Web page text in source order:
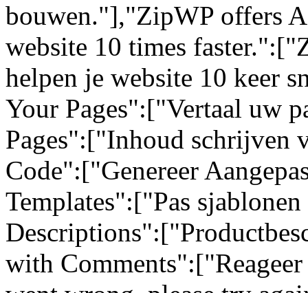
bouwen."],"ZipWP offers
website 10 times
helpen je website 10 keer
Your Pages":["Vertaal uw
Pages":["Inhoud schrijven
Code":["Genereer
Templates":["Pas
with